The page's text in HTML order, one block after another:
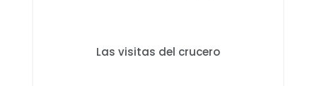
Las visitas del crucero